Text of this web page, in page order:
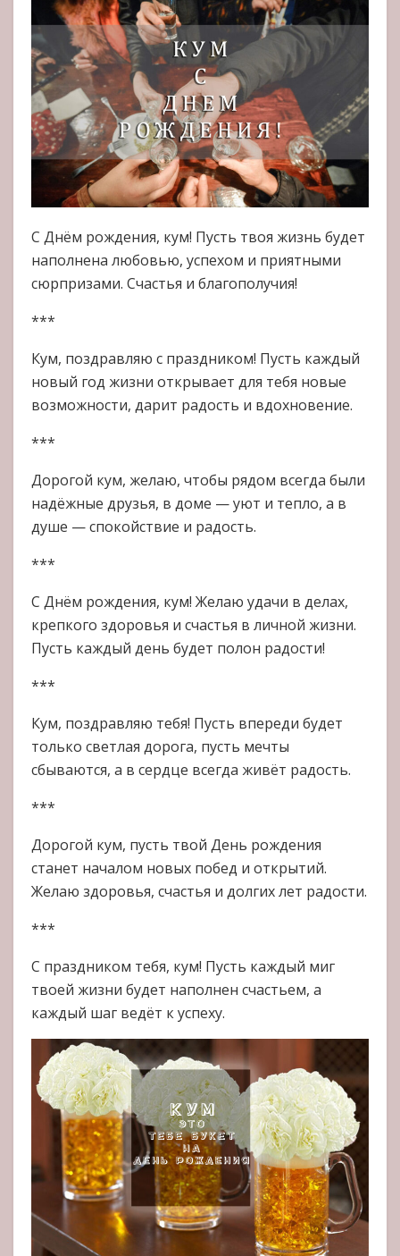
С Днём рождения, кум! Пусть твоя жизнь будет
наполнена любовью, успехом и приятными
сюрпризами. Счастья и благополучия!
***
Кум, поздравляю с праздником! Пусть каждый
новый год жизни открывает для тебя новые
возможности, дарит радость и вдохновение.
***
Дорогой кум, желаю, чтобы рядом всегда были
надёжные друзья, в доме — уют и тепло, а в
душе — спокойствие и радость.
***
С Днём рождения, кум! Желаю удачи в делах,
крепкого здоровья и счастья в личной жизни.
Пусть каждый день будет полон радости!
***
Кум, поздравляю тебя! Пусть впереди будет
только светлая дорога, пусть мечты
сбываются, а в сердце всегда живёт радость.
***
Дорогой кум, пусть твой День рождения
станет началом новых побед и открытий.
Желаю здоровья, счастья и долгих лет радости.
***
С праздником тебя, кум! Пусть каждый миг
твоей жизни будет наполнен счастьем, а
каждый шаг ведёт к успеху.